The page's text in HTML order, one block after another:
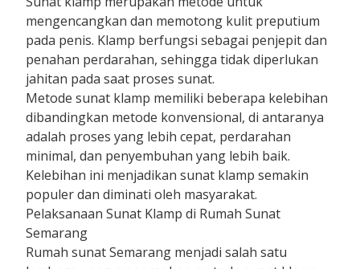
mengencangkan dan memotong kulit preputium
pada penis. Klamp berfungsi sebagai penjepit dan
penahan perdarahan, sehingga tidak diperlukan
jahitan pada saat proses sunat.
Metode sunat klamp memiliki beberapa kelebihan
dibandingkan metode konvensional, di antaranya
adalah proses yang lebih cepat, perdarahan
minimal, dan penyembuhan yang lebih baik.
Kelebihan ini menjadikan sunat klamp semakin
populer dan diminati oleh masyarakat.
Pelaksanaan Sunat Klamp di Rumah Sunat
Semarang
Rumah sunat Semarang menjadi salah satu